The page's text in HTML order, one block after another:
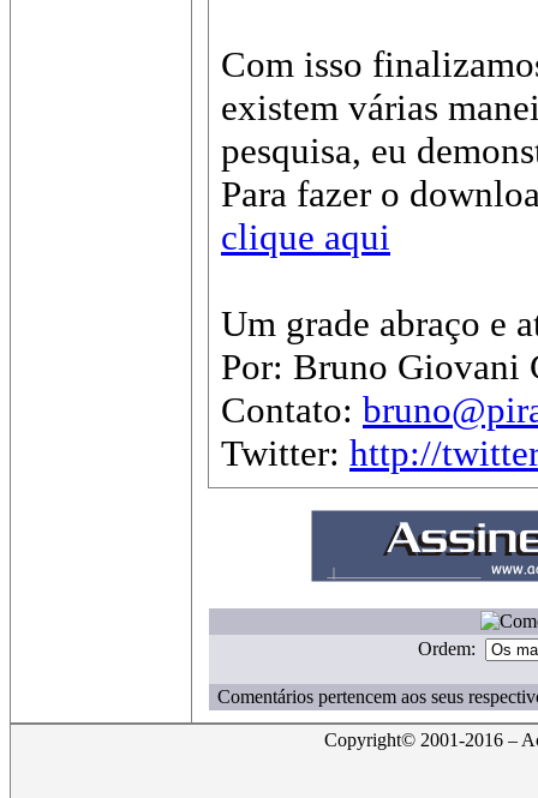
Com isso
existem várias
pesquisa, eu
Para fazer o
clique aqui
Um grade abraço e
Por: Bruno Giovani
Contato:
Twitter: http://
Ordem:
Comentários pertencem aos seus
Copyright© 2001-2016 –